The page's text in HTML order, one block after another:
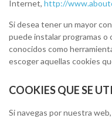
Internet, http://
Si desea tener un mayor
puede instalar programas o
conocidos como
escoger aquellas cookies
COOKIES QUE SE
Si navegas por nuestra